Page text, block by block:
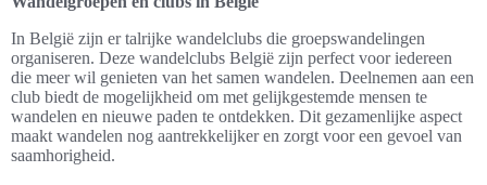
In België zijn er talrijke wandelclubs die groepswandelingen
organiseren. Deze wandelclubs België zijn perfect voor iedereen
die meer wil genieten van het samen wandelen. Deelnemen aan een
club biedt de mogelijkheid om met gelijkgestemde mensen te
wandelen en nieuwe paden te ontdekken. Dit gezamenlijke aspect
maakt wandelen nog aantrekkelijker en zorgt voor een gevoel van
saamhorigheid.